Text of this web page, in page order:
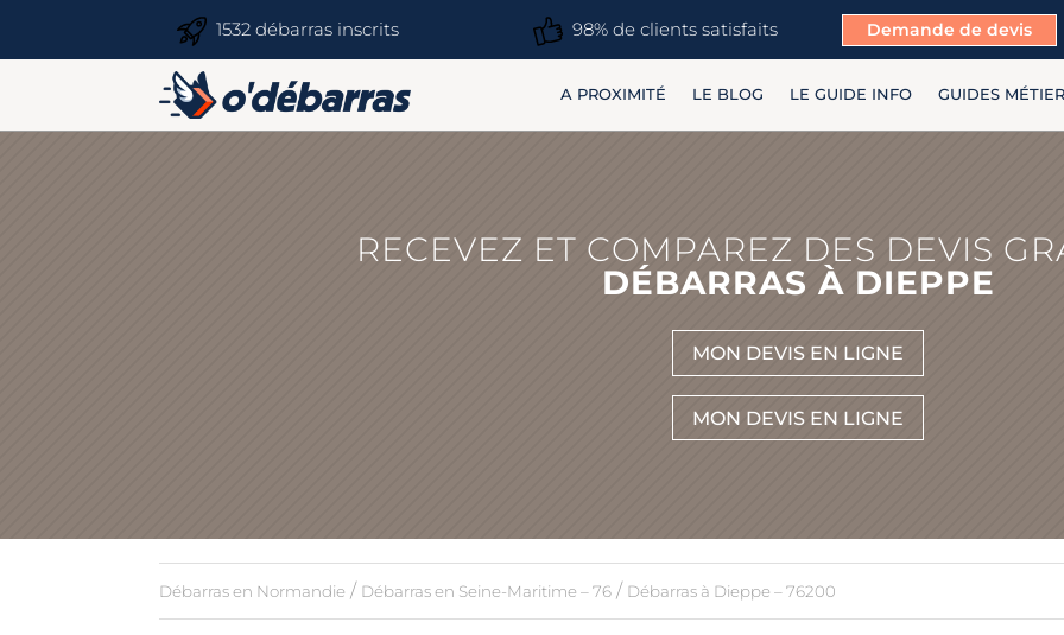
1532 débarras inscrits 98% de clients satisfaits Demande de devis
A PROXIMITÉ LE BLOG LE GUIDE INFO GUIDES MÉTIER
RECEVEZ ET COMPAREZ DES DEVIS
DÉBARRAS À DIEPPE
MON DEVIS EN LIGNE
MON DEVIS EN LIGNE
Débarras en Normandie / Débarras en Seine-Maritime – 76 / Débarras à Dieppe – 76200